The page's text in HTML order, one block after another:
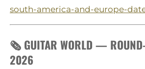
south-america-and-europe-
🗞️ GUITAR WORLD —
2026